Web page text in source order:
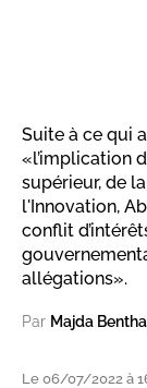
Suite à ce qui
«l’implication
supérieur, de
l'Innovation,
conflit
allégations».
Par Majda
Le 06/07/2022 à